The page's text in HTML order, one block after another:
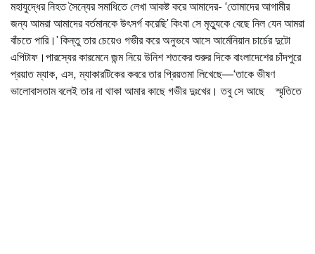
মহাযুদ্ধের নিহত সৈন্যের সমাধিতে লেখা আকষ্ট করে আমাদের- ‘তোমাদের আগামীর
জন্য আমরা আমাদের বর্তমানকে উৎসর্গ করেছি’ কিংবা সে মৃত্যুকে বেছে নিল যেন আমরা
বাঁচতে পারি।’ কিন্তু তার চেয়েও গভীর করে অনুভবে আসে আর্মেনিয়ান চার্চের দুটো
এপিটাফ।পারস্যের কারমেনে জন্ম নিয়ে উনিশ শতকের শুরুর দিকে বাংলাদেশের চাঁদপুরে
প্রয়াত ম্যাক, এস, ম্যাকারটিকের কবরে তার প্রিয়তমা লিখেছে—‘তাকে ভীষণ
ভালোবাসতাম বলেই তার না থাকা আমার কাছে গভীর দুঃখের। তবু সে আছে স্মৃতিতে